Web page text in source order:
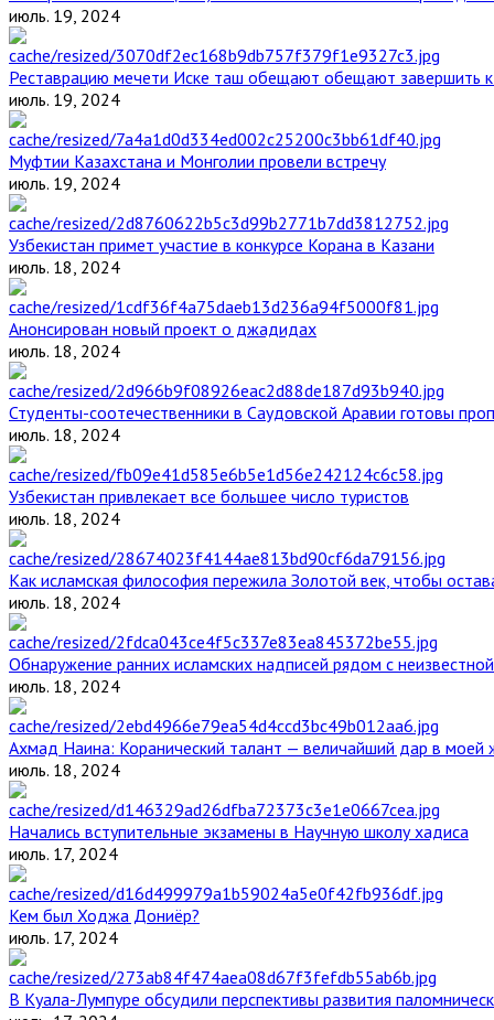
июль. 19, 2024
Реставрацию мечети Иске таш обещают обещают завершить к
июль. 19, 2024
Муфтии Казахстана и Монголии провели встречу
июль. 19, 2024
Узбекистан примет участие в конкурсе Корана в Казани
июль. 18, 2024
Анонсирован новый проект о джадидах
июль. 18, 2024
Студенты-соотечественники в Саудовской Аравии готовы
июль. 18, 2024
Узбекистан привлекает все большее число туристов
июль. 18, 2024
Как исламская философия пережила Золотой век, чтобы
июль. 18, 2024
Обнаружение ранних исламских надписей рядом с
июль. 18, 2024
Ахмад Наина: Коранический талант — величайший дар в моей
июль. 18, 2024
Начались вступительные экзамены в Научную школу хадиса
июль. 17, 2024
Кем был Ходжа Дониёр?
июль. 17, 2024
В Куала-Лумпуре обсудили перспективы развития